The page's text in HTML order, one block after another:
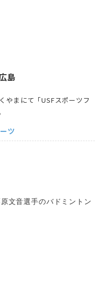
島
やまにて「USFスポーツフ
ツ